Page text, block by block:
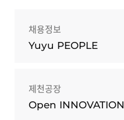
채용정보
Yuyu PEOPLE
제천공장
Open INNOVATION